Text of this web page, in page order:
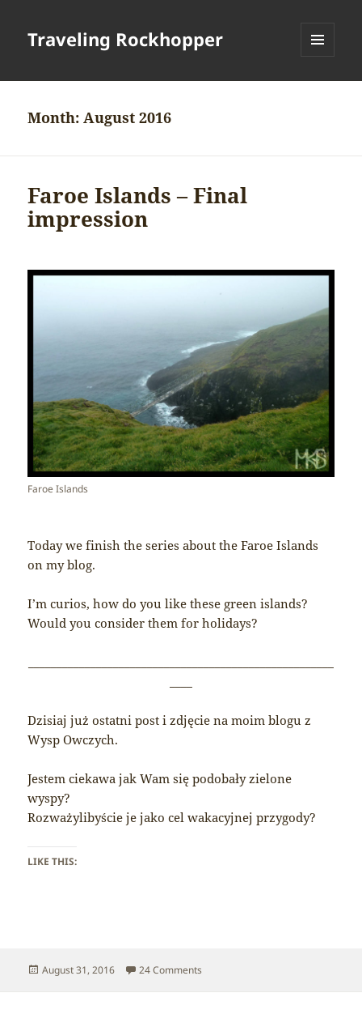
Traveling Rockhopper
Month:August 2016
Faroe Islands – Final
impression
Faroe Islands
Today we finish the series about the Faroe Islands
on my blog.
I’m curios, how do you like these green islands?
Would you consider them for holidays?
Dzisiaj już ostatni post i zdjęcie na moim blogu z
Wysp Owczych.
Jestem ciekawa jak Wam się podobały zielone
wyspy?
Rozważylibyście je jako cel wakacyjnej przygody?
LIKE THIS:
Posted
August 31, 2016 24 Comments